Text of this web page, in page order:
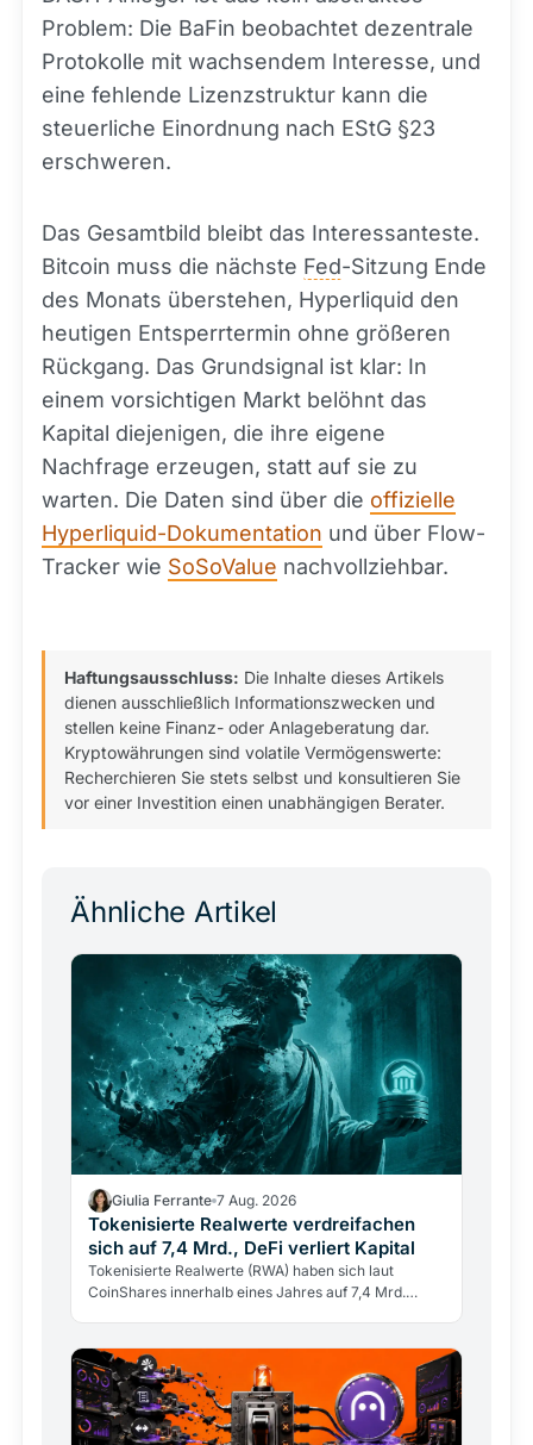
Problem: Die BaFin beobachtet dezentrale
Protokolle mit wachsendem Interesse, und
eine fehlende Lizenzstruktur kann die
steuerliche Einordnung nach EStG §23
erschweren.
Das Gesamtbild bleibt das Interessanteste.
Bitcoin muss die nächste Fed-Sitzung Ende
des Monats überstehen, Hyperliquid den
heutigen Entsperrtermin ohne größeren
Rückgang. Das Grundsignal ist klar: In
einem vorsichtigen Markt belöhnt das
Kapital diejenigen, die ihre eigene
Nachfrage erzeugen, statt auf sie zu
warten. Die Daten sind über die offizielle
Hyperliquid-Dokumentation und über Flow-
Tracker wie SoSoValue nachvollziehbar.
Haftungsausschluss: Die Inhalte dieses Artikels
dienen ausschließlich Informationszwecken und
stellen keine Finanz- oder Anlageberatung dar.
Kryptowährungen sind volatile Vermögenswerte:
Recherchieren Sie stets selbst und konsultieren Sie
vor einer Investition einen unabhängigen Berater.
Ähnliche Artikel
Giulia Ferrante 7 Aug. 2026
Tokenisierte Realwerte verdreifachen
sich auf 7,4 Mrd., DeFi verliert Kapital
Tokenisierte Realwerte (RWA) haben sich laut
CoinShares innerhalb eines Jahres auf 7,4 Mrd.